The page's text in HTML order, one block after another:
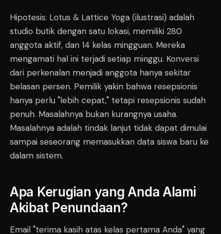
Hipotesis: Lotus & Lattice Yoga (ilustrasi) adalah
studio butik dengan satu lokasi, memiliki 280
anggota aktif, dan 14 kelas mingguan. Mereka
mengamati hal ini terjadi setiap minggu. Konversi
dari perkenalan menjadi anggota hanya sekitar
belasan persen. Pemilik yakin bahwa resepsionis
hanya perlu "lebih cepat," tetapi resepsionis sudah
penuh. Masalahnya bukan kurangnya usaha.
Masalahnya adalah tindak lanjut tidak dapat dimulai
sampai seseorang memasukkan data siswa baru ke
dalam sistem.
Apa Kerugian yang Anda Alami
Akibat Penundaan?
Email "terima kasih atas kelas pertama Anda" yang